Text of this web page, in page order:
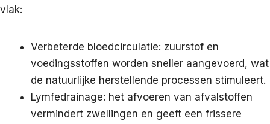
vlak:
Verbeterde bloedcirculatie: zuurstof en
voedingsstoffen worden sneller aangevoerd, wat
de natuurlijke herstellende processen stimuleert.
Lymfedrainage: het afvoeren van afvalstoffen
vermindert zwellingen en geeft een frissere